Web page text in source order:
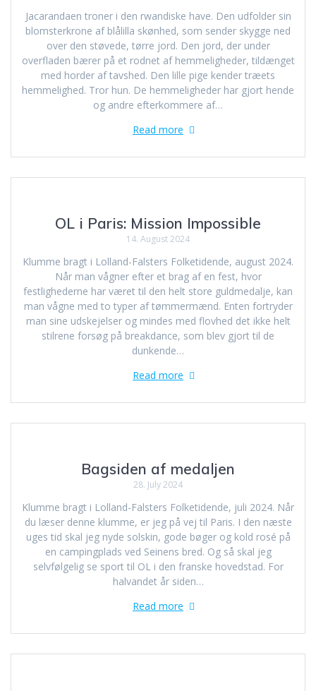
Jacarandaen troner i den rwandiske have. Den udfolder sin
blomsterkrone af blålilla skønhed, som sender skygge ned
over den støvede, tørre jord. Den jord, der under
overfladen bærer på et rodnet af hemmeligheder, tildænget
med horder af tavshed. Den lille pige kender træets
hemmelighed. Tror hun. De hemmeligheder har gjort hende
og andre efterkommere af…
Read more
OL i Paris: Mission Impossible
14. August 2024
Klumme bragt i Lolland-Falsters Folketidende, august 2024.
Når man vågner efter et brag af en fest, hvor
festlighederne har været til den helt store guldmedalje, kan
man vågne med to typer af tømmermænd. Enten fortryder
man sine udskejelser og mindes med flovhed det ikke helt
stilrene forsøg på breakdance, som blev gjort til de
dunkende…
Read more
Bagsiden af medaljen
28. July 2024
Klumme bragt i Lolland-Falsters Folketidende, juli 2024. Når
du læser denne klumme, er jeg på vej til Paris. I den næste
uges tid skal jeg nyde solskin, gode bøger og kold rosé på
en campingplads ved Seinens bred. Og så skal jeg
selvfølgelig se sport til OL i den franske hovedstad. For
halvandet år siden…
Read more